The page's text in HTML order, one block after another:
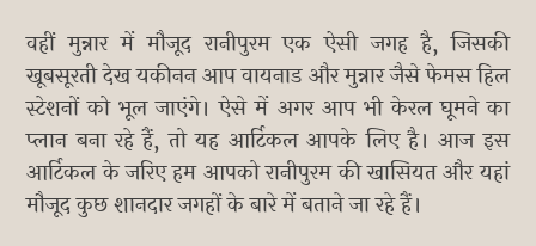
वहीं मुन्नार में मौजूद रानीपुरम एक ऐसी जगह है, जिसकी
खूबसूरती देख यकीनन आप वायनाड और मुन्नार जैसे फेमस हिल
स्टेशनों को भूल जाएंगे। ऐसे में अगर आप भी केरल घूमने का
प्लान बना रहे हैं, तो यह आर्टिकल आपके लिए है। आज इस
आर्टिकल के जरिए हम आपको रानीपुरम की खासियत और यहां
मौजूद कुछ शानदार जगहों के बारे में बताने जा रहे हैं।